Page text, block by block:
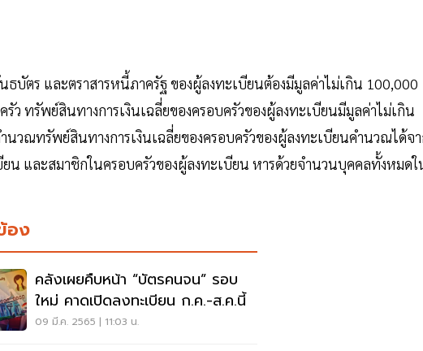
บัตร และตราสารหนี้ภาครัฐ ของผู้ลงทะเบียนต้องมีมูลค่าไม่เกิน 100,000
ว ทรัพย์สินทางการเงินเฉลี่ยของครอบครัวของผู้ลงทะเบียนมีมูลค่าไม่เกิน
นวณทรัพย์สินทางการเงินเฉลี่ยของครอบครัวของผู้ลงทะเบียนคำนวณได้จ
น และสมาชิกในครอบครัวของผู้ลงทะเบียน หารด้วยจำนวนบุคคลทั้งหมด
อง
คลังเผยคืบหน้า “บัตรคนจน” รอบ
ใหม่ คาดเปิดลงทะเบียน ก.ค.-ส.ค.นี้
09 มี.ค. 2565 | 11:03 น.